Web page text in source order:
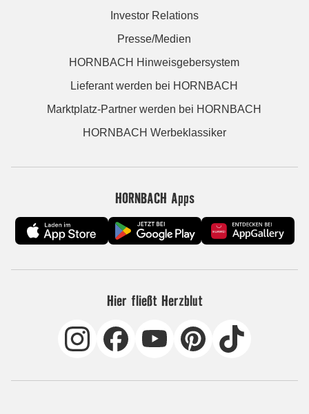
Investor Relations
Presse/Medien
HORNBACH Hinweisgebersystem
Lieferant werden bei HORNBACH
Marktplatz-Partner werden bei HORNBACH
HORNBACH Werbeklassiker
HORNBACH Apps
Hier fließt Herzblut